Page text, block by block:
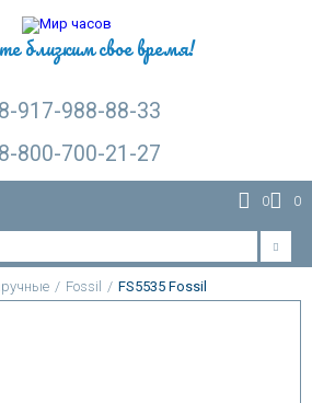
близким свое время!
8-917-988-88-33
8-800-700-21-27
0 0
/ Fossil / FS5535 Fossil